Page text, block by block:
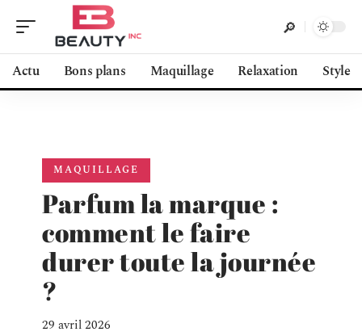
Actu Bons plans Maquillage Relaxation Style
MAQUILLAGE
Parfum la marque :
comment le faire
durer toute la journée
?
29 avril 2026